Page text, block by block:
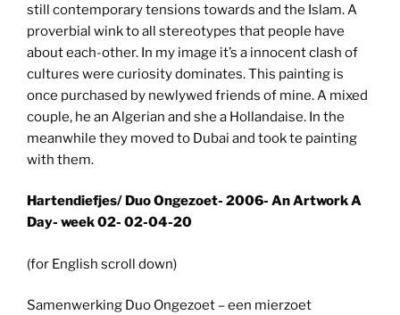
still contemporary tensions towards and the Islam. A
proverbial wink to all stereotypes that people have
about each-other. In my image it’s a innocent clash of
cultures were curiosity dominates. This painting is
once purchased by newlywed friends of mine. A mixed
couple, he an Algerian and she a Hollandaise. In the
meanwhile they moved to Dubai and took te painting
with them.
Hartendiefjes/ Duo Ongezoet- 2006- An Artwork A
Day- week 02- 02-04-20
(for English scroll down)
Samenwerking Duo Ongezoet – een mierzoet